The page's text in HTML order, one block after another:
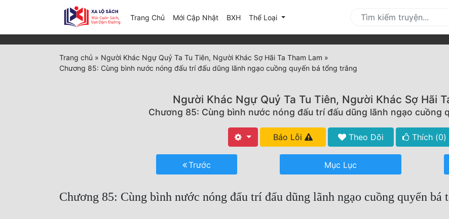
Trang Chủ Mới Cập Nhật(current)
BXH Thể Loại
Trang chủ » Người Khác Ngự Quỷ Ta Tu Tiên, Người Khác Sợ Hãi Ta Tham Lam »
Chương 85: Cùng bình nước nóng đấu trí đấu dũng lãnh ngạo cuồng quyến bá tổng trắng
Người Khác Ngự Quỷ Ta Tu Tiên, Người Khác Sợ Hãi
Chương 85: Cùng bình nước nóng đấu trí đấu dũng lãnh ngạo cuồng
Báo Lỗi Theo Dõi Thích (0)
Trước Mục Lục
Chương 85: Cùng bình nước nóng đấu trí đấu dũng lãnh ngạo cuồng quyến bá